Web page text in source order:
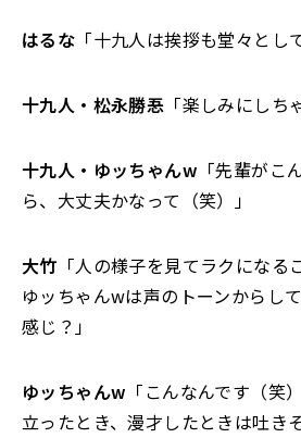
はるな 「十九人は挨拶も堂々とし
十九人・松永勝忢 「楽しみにしち
十九人・ゆッちゃんw 「先輩がこ
ら、大丈夫かなって（笑）」
大竹 「人の様子を見てラクになる
ゆッちゃんwは声のトーンからし
感じ？」
ゆッちゃんw 「こんなんです（笑
立ったとき、漫才したときは吐き